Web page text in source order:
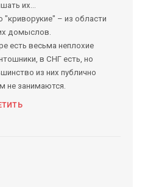
их...
"криворукие" – из области
домыслов.
есть весьма неплохие
в СНГ есть, но
из них публично
не занимаются.